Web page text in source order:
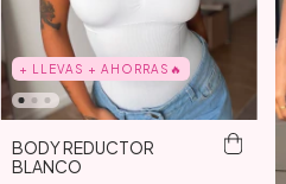
+ LLEVAS + AHORRAS🔥
BODY REDUCTOR
BLANCO